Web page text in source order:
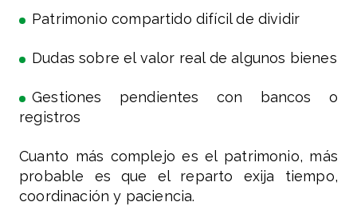
Patrimonio compartido difícil de dividir
Dudas sobre el valor real de algunos bienes
Gestiones pendientes con bancos o
registros
Cuanto más complejo es el patrimonio, más
probable es que el reparto exija tiempo,
coordinación y paciencia.